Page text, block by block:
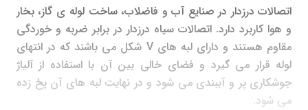
اتصالات درزدار در صنایع آب و فاضلاب، ساخت لوله ی گاز، بخار
و هوا کاربرد دارد. اتصالات سیاه درزدار در برابر ضربه و خوردگی
مقاوم هستند و دارای لبه های V شکل می باشند که در انتهای
لوله قرار می گیرد و فضای خالی بین آن با استفاده از آلیاژ
جوشکاری پر و آببندی می شود و در نهایت لبه های آن پخ زده
می شود.